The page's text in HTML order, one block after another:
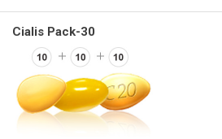
Cialis Pack-30